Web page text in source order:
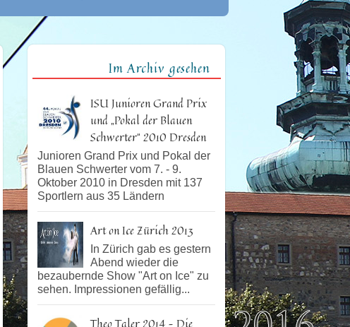
Im Archiv gesehen
ISU Junioren Grand Prix
und „Pokal der Blauen
Schwerter“ 2010 Dresden
Junioren Grand Prix und Pokal der
Blauen Schwerter vom 7. - 9.
Oktober 2010 in Dresden mit 137
Sportlern aus 35 Ländern
Art on Ice Zürich 2013
In Zürich gab es gestern
Abend wieder die
bezaubernde Show "Art on Ice" zu
sehen. Impressionen gefällig...